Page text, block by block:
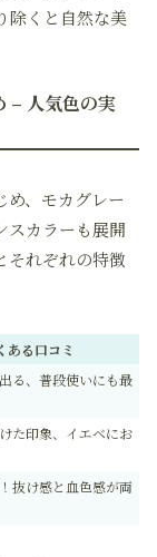
除くと自然な美
– 人気色の実
め、モカグレー
スカラーも展開
それぞれの特徴
ある口コミ
る、普段使いにも最
た印象、イエベにお
抜け感と血色感が両